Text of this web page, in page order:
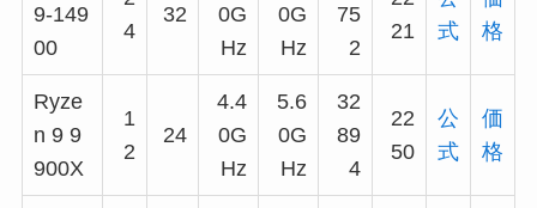
9-149
00
4
32
0G
Hz
0G
Hz
75
2
21
式
格
Ryze
n 9 9
900X
1
2
24
4.4
0G
Hz
5.6
0G
Hz
32
89
4
22
50
公
式
価
格